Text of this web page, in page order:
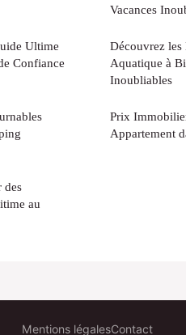
Ultime
Confiance
des
au
Vacances
Découvrez les
Aquatique à
Inoubliables
Prix
Appartement
Mentions légalesContact